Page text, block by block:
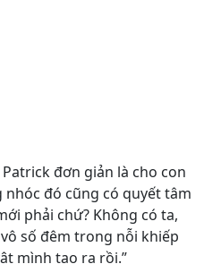
đơn giản là cho con
đó cũng có quyết tâm
phải chứ? Không có ta,
số đêm trong nỗi khiếp
mình tạo ra rồi.”